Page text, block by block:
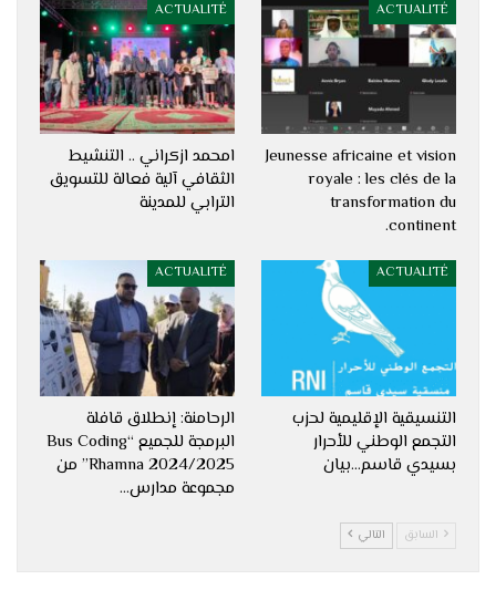
ACTUALITÉ
Jeunesse africaine et vision
royale : les clés de la
transformation du
continent.
ACTUALITÉ
امحمد ازكراني .. التنشيط
الثقافي آلية فعالة للتسويق
الترابي للمدينة
ACTUALITÉ
التنسيقية الإقليمية لحزب
التجمع الوطني للأحرار
بسيدي قاسم…بيان
ACTUALITÉ
الرحامنة: إنطلاق قافلة
البرمجة للجميع “Bus Coding
Rhamna 2024/2025” من
مجموعة مدارس…
السابق التالي